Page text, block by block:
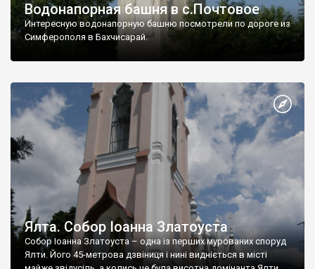
Водонапорная башня в с.Почтовое
Интересную водонапорную башню посмотрели по дороге из
Симферополя в Бахчисарай.
Ялта. Собор Іоанна Златоуста
Собор Іоанна Златоуста – одна із перших мурованих споруд
Ялти. Його 45-метрова дзвіниця і нині видніється в місті